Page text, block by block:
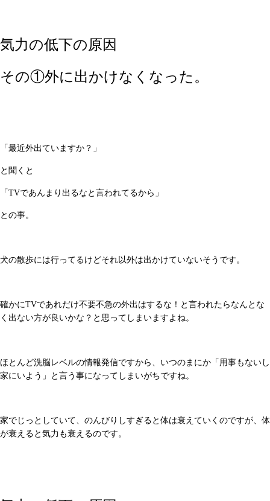
気力の低下の原因
その①外に出かけなくなった。
「最近外出ていますか？」
と聞くと
「TVであんまり出るなと言われてるから」
との事。
犬の散歩には行ってるけどそれ以外は出かけていないそうです。
確かにTVであれだけ不要不急の外出はするな！と言われたらなんとな
く出ない方が良いかな？と思ってしまいますよね。
ほとんど洗脳レベルの情報発信ですから、いつのまにか「用事もないし
家にいよう」と言う事になってしまいがちですね。
家でじっとしていて、のんびりしすぎると体は衰えていくのですが、体
が衰えると気力も衰えるのです。